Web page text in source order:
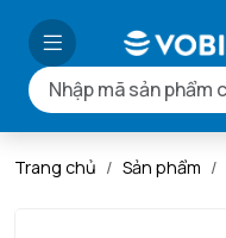
Trang chủ Sản phẩm